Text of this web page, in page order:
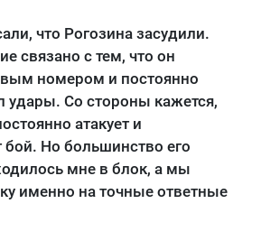
что Рогозина засудили.
связано с тем, что он
номером и постоянно
удары. Со стороны кажется,
атакует и
Но большинство его
мне в блок, а мы
именно на точные ответные